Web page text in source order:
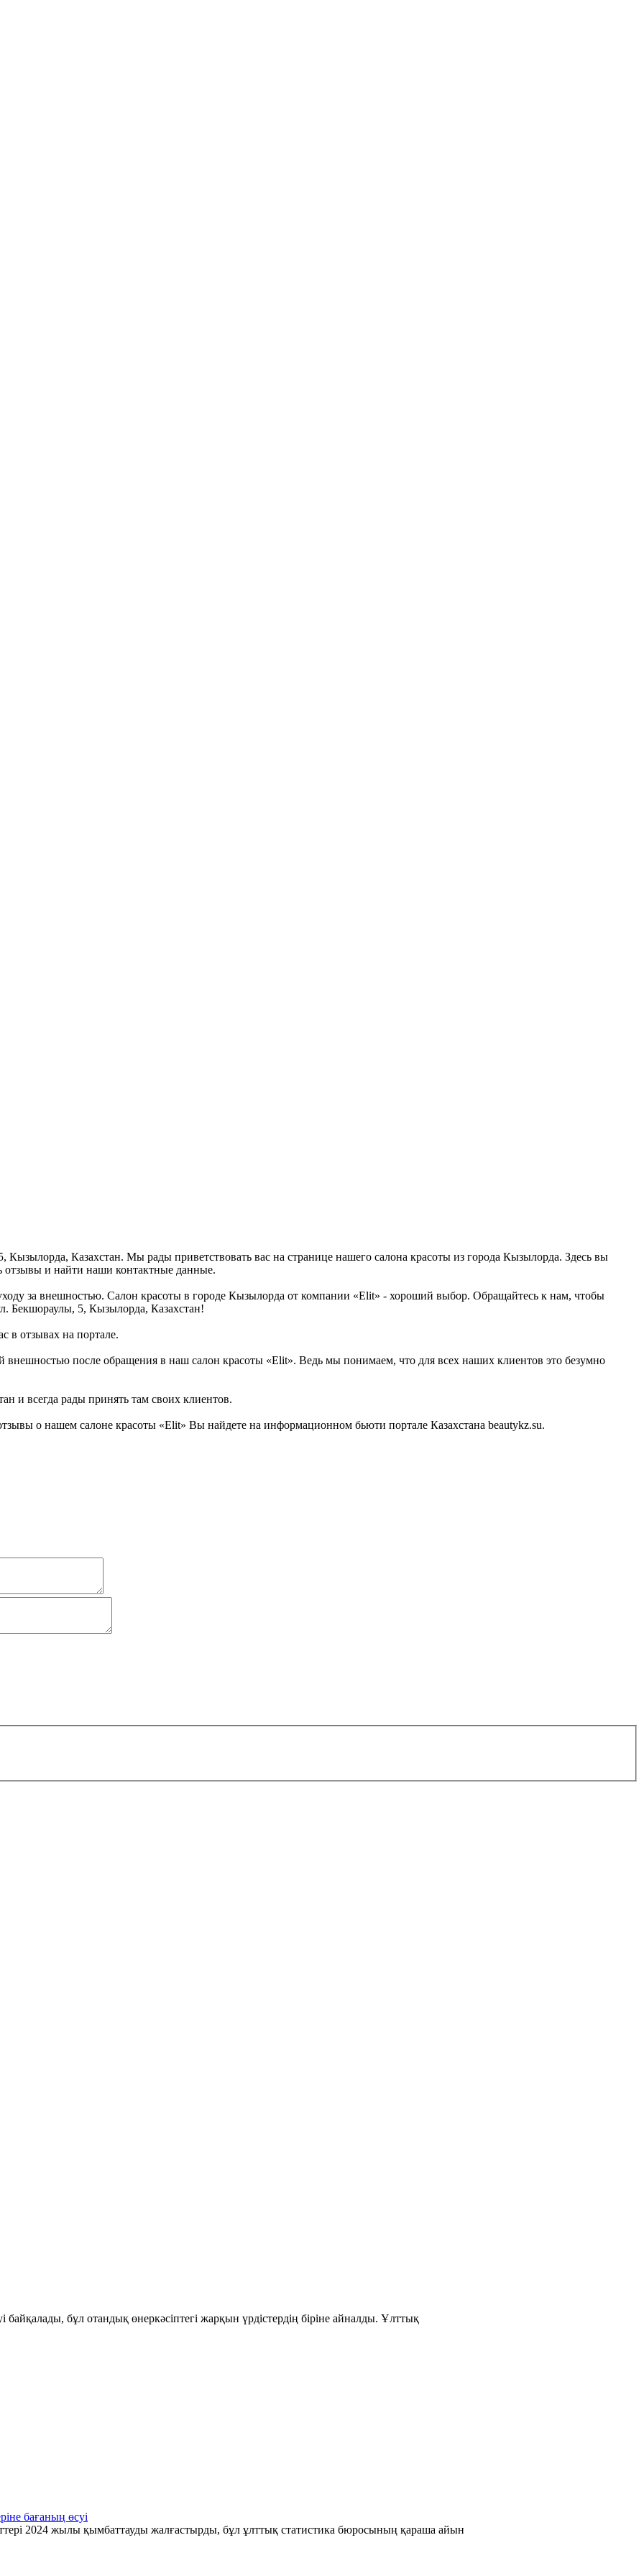
Казахстан. Мы рады приветствовать вас на странице нашего салона красоты из города Кызылорда. Здесь вы
отзывы и найти наши контактные данные.
за внешностью. Салон красоты в городе Кызылорда от компании «Elit» - хороший выбор. Обращайтесь к нам, чтобы
Бекшораулы, 5, Кызылорда, Казахстан!
в отзывах на портале.
после обращения в наш салон красоты «Elit». Ведь мы понимаем, что для всех наших клиентов это безумно
и всегда рады принять там своих клиентов.
о нашем салоне красоты «Elit» Вы найдете на информационном бьюти портале Казахстана beautykz.su.
байқалады, бұл отандық өнеркәсіптегі жарқын үрдістердің біріне айналды. Ұлттық
бағаның өсуі
2024 жылы қымбаттауды жалғастырды, бұл ұлттық статистика бюросының қараша айын